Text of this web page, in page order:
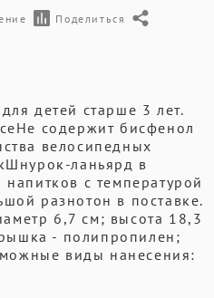
Поделиться
детей старше 3 лет.
содержит бисфенол
велосипедных
ланьярд в
с температурой
разнотон в поставке.
6,7 см; высота 18,3
- полипропилен;
виды нанесения: